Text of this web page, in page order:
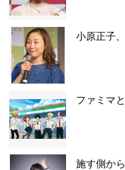
小原正子
ファミマ
施す側か